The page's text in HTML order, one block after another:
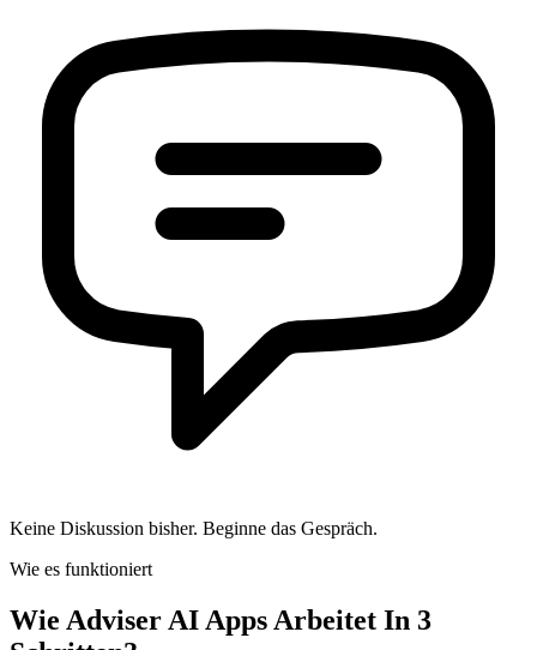
Keine Diskussion bisher. Beginne das Gespräch.
Wie es funktioniert
Wie Adviser AI Apps Arbeitet In 3